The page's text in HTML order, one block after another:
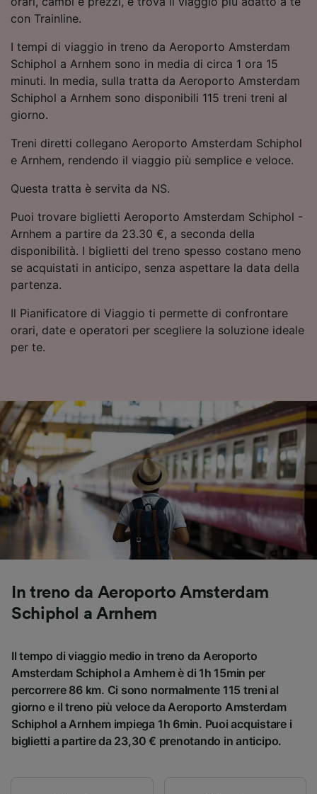
con Trainline.
I tempi di viaggio in treno da Aeroporto Amsterdam
Schiphol a Arnhem sono in media di circa 1 ora 15
minuti. In media, sulla tratta da Aeroporto Amsterdam
Schiphol a Arnhem sono disponibili 115 treni treni al
giorno.
Treni diretti collegano Aeroporto Amsterdam Schiphol
e Arnhem, rendendo il viaggio più semplice e veloce.
Questa tratta è servita da NS.
Puoi trovare biglietti Aeroporto Amsterdam Schiphol -
Arnhem a partire da 23.30 €, a seconda della
disponibilità. I biglietti del treno spesso costano meno
se acquistati in anticipo, senza aspettare la data della
partenza.
Il Pianificatore di Viaggio ti permette di confrontare
orari, date e operatori per scegliere la soluzione ideale
per te.
In treno da Aeroporto Amsterdam
Schiphol a Arnhem
Il tempo di viaggio medio in treno da Aeroporto
Amsterdam Schiphol a Arnhem è di 1h 15min per
percorrere 86 km. Ci sono normalmente 115 treni al
giorno e il treno più veloce da Aeroporto Amsterdam
Schiphol a Arnhem impiega 1h 6min. Puoi acquistare i
biglietti a partire da 23,30 € prenotando in anticipo.
Utilizzare dati di geolocalizzazione precisi.
Scansione attiva delle caratteristiche del
dispositivo ai fini dell’identificazione.
Archiviare informazioni su dispositivo e/o
accedervi. Pubblicità e contenuti
personalizzati, misurazione delle prestazioni
dei contenuti e degli annunci, ricerche sul
pubblico, sviluppo di servizi.
Elenco dei partner (fornitori)